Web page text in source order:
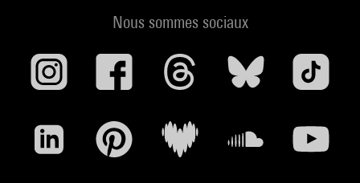
Nous sommes sociaux